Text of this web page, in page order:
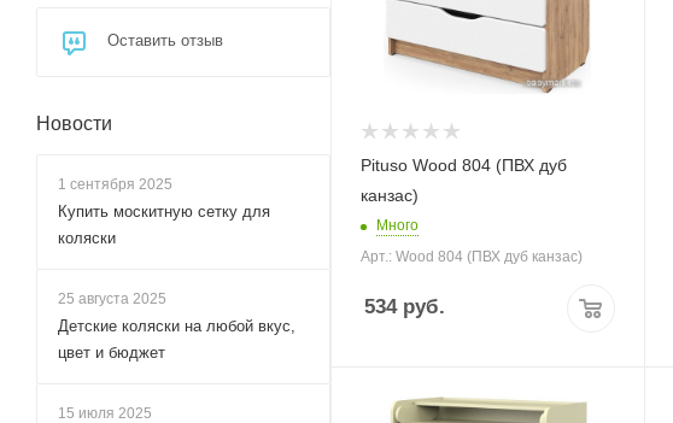
Pituso Wood 804 (ПВХ дуб
канзас)
Много
Арт.: Wood 804 (ПВХ дуб канзас)
534руб.
Оставить отзыв
Новости
1 сентября 2025
Купить москитную сетку для
коляски
25 августа 2025
Детские коляски на любой вкус,
цвет и бюджет
15 июля 2025